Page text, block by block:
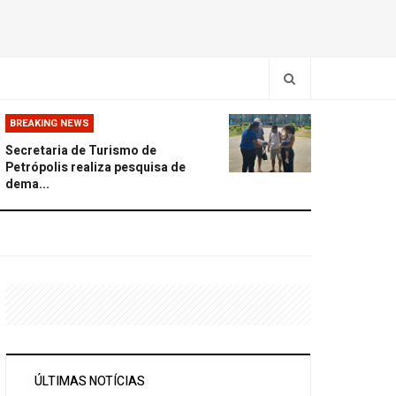
BREAKING NEWS
Secretaria de Turismo de
Petrópolis realiza pesquisa de
dema...
ÚLTIMAS NOTÍCIAS